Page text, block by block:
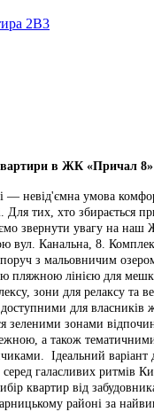
2В3
в ЖК «Причал 8»
— невід'ємна умова
Для тих, хто збирається
звернути увагу на
вул. Канальна, 8.
поруч з мальовничим
пляжною лінією для
зони для релаксу та
доступними для
зеленими зонами
а також
Ідеальний варіант
галасливих ритмів
квартир від
районі за